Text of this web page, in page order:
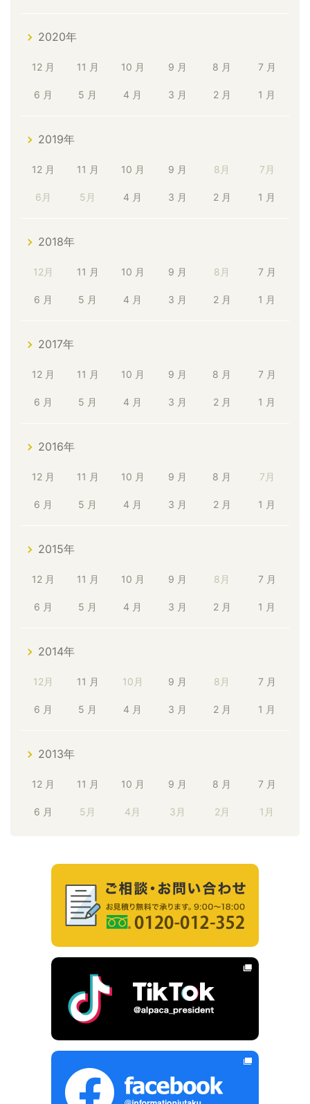
2020年
12 月 11 月 10 月 9 月 8 月 7 月
6 月 5 月 4 月 3 月 2 月 1 月
2019年
12 月 11 月 10 月 9 月 8月 7月
6月 5月 4 月 3 月 2 月 1 月
2018年
12月 11 月 10 月 9 月 8月 7 月
6 月 5 月 4 月 3 月 2 月 1 月
2017年
12 月 11 月 10 月 9 月 8 月 7 月
6 月 5 月 4 月 3 月 2 月 1 月
2016年
12 月 11 月 10 月 9 月 8 月 7月
6 月 5 月 4 月 3 月 2 月 1 月
2015年
12 月 11 月 10 月 9 月 8月 7 月
6 月 5 月 4 月 3 月 2 月 1 月
2014年
12月 11 月 10月 9 月 8月 7 月
6 月 5 月 4 月 3 月 2 月 1 月
2013年
12 月 11 月 10 月 9 月 8 月 7 月
6 月 5月 4月 3月 2月 1月